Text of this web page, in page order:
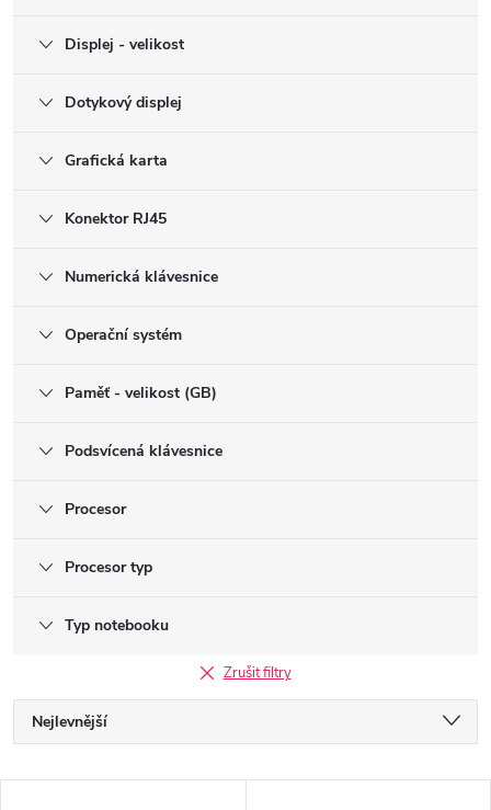
Displej - velikost
Dotykový displej
Grafická karta
Konektor RJ45
Numerická klávesnice
Operační systém
Paměť - velikost (GB)
Podsvícená klávesnice
Procesor
Procesor typ
Typ notebooku
Zrušit filtry
Ř
a
Nejlevnější